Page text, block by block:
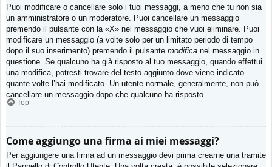
Puoi modificare o cancellare solo i tuoi messaggi, a meno che tu non sia
un amministratore o un moderatore. Puoi cancellare un messaggio
premendo il pulsante con la «X» nel messaggio che vuoi eliminare. Puoi
modificare un messaggio (a volte solo per un limitato periodo di tempo
dopo il suo inserimento) premendo il pulsante modifica nel messaggio in
questione. Se qualcuno ha già risposto al tuo messaggio, quando effettui
una modifica, potresti trovare del testo aggiunto dove viene indicato
quante volte l’hai modificato. Un utente normale, generalmente, non può
cancellare un messaggio dopo che qualcuno ha risposto.
Top
Come aggiungo una firma ai miei messaggi?
Per aggiungere una firma ad un messaggio devi prima crearne una tramite